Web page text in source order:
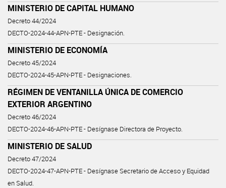
MINISTERIO DE CAPITAL HUMANO
Decreto 44/2024
DECTO-2024-44-APN-PTE - Designación.
MINISTERIO DE ECONOMÍA
Decreto 45/2024
DECTO-2024-45-APN-PTE - Designaciones.
RÉGIMEN DE VENTANILLA ÚNICA DE COMERCIO
EXTERIOR ARGENTINO
Decreto 46/2024
DECTO-2024-46-APN-PTE - Desígnase Directora de Proyecto.
MINISTERIO DE SALUD
Decreto 47/2024
DECTO-2024-47-APN-PTE - Desígnase Secretario de Acceso y Equidad
en Salud.